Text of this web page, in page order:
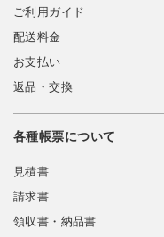
ご利用ガイド
配送料金
お支払い
返品・交換
各種帳票について
見積書
請求書
領収書・納品書